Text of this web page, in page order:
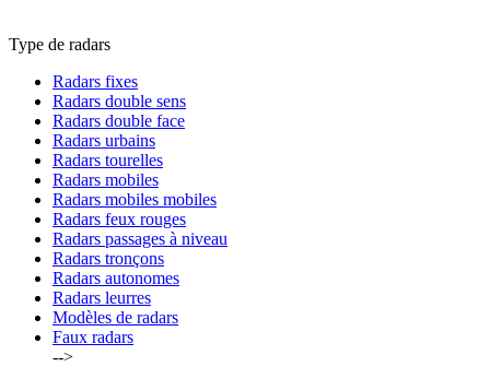
Type de radars
Radars fixes
Radars double sens
Radars double face
Radars urbains
Radars tourelles
Radars mobiles
Radars mobiles mobiles
Radars feux rouges
Radars passages à niveau
Radars tronçons
Radars autonomes
Radars leurres
Modèles de radars
Faux radars
-->